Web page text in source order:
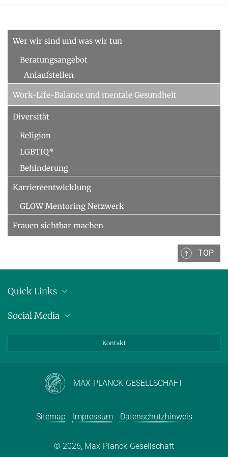
Wer wir sind und was wir tun
Beratungsangebot
Anlaufstellen
Work-Life-Balance und mentale Gesundheit
Diversität
Religion
LGBTIQ*
Behinderung
Karriereentwicklung
GLOW Mentoring Netzwerk
Frauen sichtbar machen
TOP
Quick Links
Pressemitteilungen
Social Media
Kontakt
MAX-PLANCK-GESELLSCHAFT
Sitemap Impressum Datenschutzhinweis
© 2026, Max-Planck-Gesellschaft